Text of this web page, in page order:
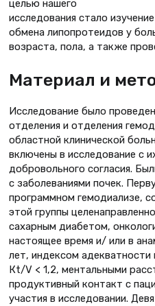
целью нашего
исследования стало
обмена липопротеидов у
возраста, пола, а также
Материал и
Исследование было
отделения и отделения
областной клинической
включены в исследование с
добровольного согласия.
с заболеваниями почек.
программном гемодиализе,
этой группы
сахарным диабетом,
настоящее время и/ или в
лет, индексом адекватности
Кt/V < 1,2, ментальными
продуктивный контакт с
участия в исследовании.